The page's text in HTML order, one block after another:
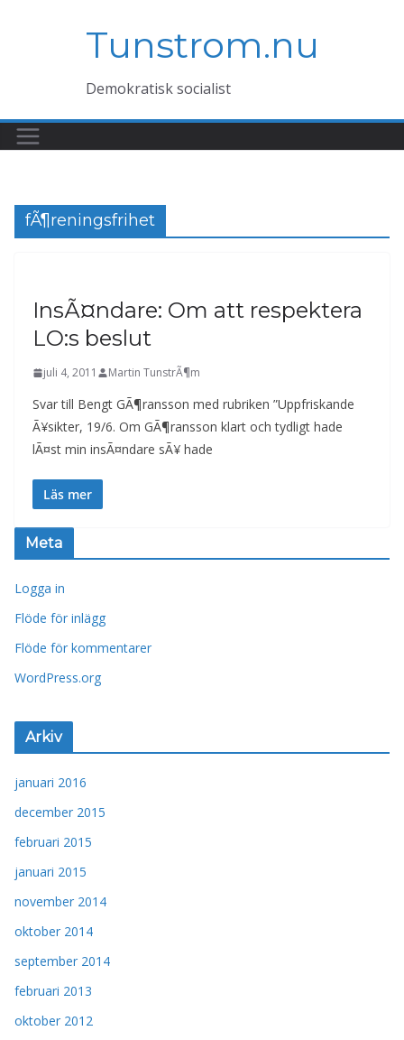
Tunstrom.nu
Demokratisk socialist
fÃ¶reningsfrihet
InsÃ¤ndare: Om att respektera
LO:s beslut
juli 4, 2011 Martin TunstrÃ¶m
Svar till Bengt GÃ¶ransson med rubriken ”Uppfriskande
Ã¥sikter, 19/6. Om GÃ¶ransson klart och tydligt hade
lÃ¤st min insÃ¤ndare sÃ¥ hade
Läs mer
Meta
Logga in
Flöde för inlägg
Flöde för kommentarer
WordPress.org
Arkiv
januari 2016
december 2015
februari 2015
januari 2015
november 2014
oktober 2014
september 2014
februari 2013
oktober 2012